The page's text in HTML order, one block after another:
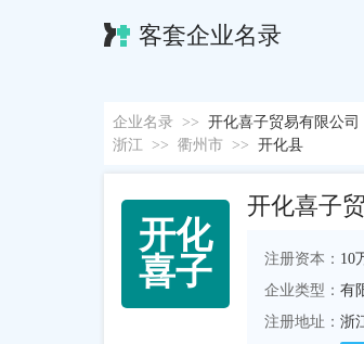
客套企业名录
企业名录 >> 开化喜子贸易有限公司
浙江
>> 衢州市 >> 开化县
开化
喜子
开化喜子
注册资本： 10
企业类型： 有
注册地址： 浙